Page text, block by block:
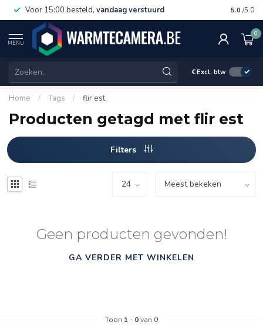
Voor 15:00 besteld, vandaag verstuurd Gratis
5.0 /5.0
MENU
0
€Excl. btw
Home / Tags / flir est
Producten getagd met flir est
Filters
Geen producten gevonden!
GA VERDER MET WINKELEN
Toon 1 - 0van 0